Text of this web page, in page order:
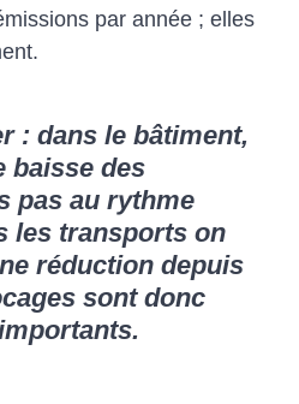
par année ; elles
: dans le bâtiment,
baisse des
pas au rythme
les transports on
réduction depuis
sont donc